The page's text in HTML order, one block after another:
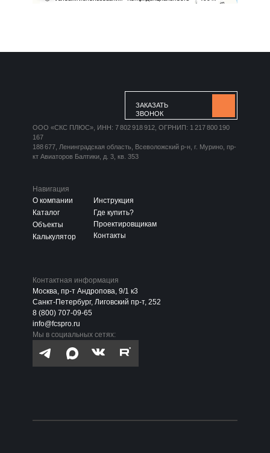
Навигация
О компании
Каталог
Объекты
Калькулятор
Инструкция
Где купить?
Проектировщикам
Контакты
Контактная информация
Москва, пр-т Андропова, 9/1 к3
Санкт-Петербург, Лиговский пр-т, 252
8 (800) 707-09-65
info@fcspro.ru
Мы в социальных сетях:
ЗАКАЗАТЬ
ЗВОНОК
ООО «СКС ПЛЮС», ИНН: 7 802 918 912, ОГРНИП: 1 217 800 190
167
188 677, Ленинградская область, Всеволожский р-н, г. Мурино, пр-
кт Авиаторов Балтики, д. 3, кв. 353